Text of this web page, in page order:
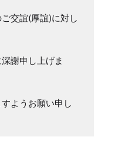
交誼(厚誼)に対し
謝申し上げま
ようお願い申し